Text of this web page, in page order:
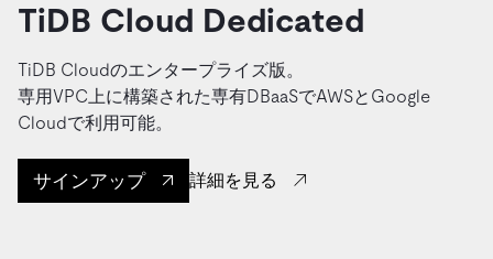
TiDB Cloud Dedicated
TiDB Cloudのエンタープライズ版。
専用VPC上に構築された専有DBaaSでAWSとGoogle
Cloudで利用可能。
サインアップ 詳細を見る